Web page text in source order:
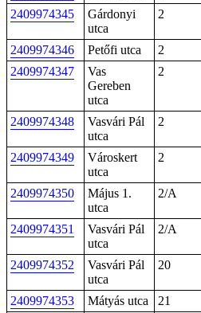
2409974345
Gárdonyi
utca
2
2409974346 Petőfi utca 2
2409974347
Vas
Gereben
utca
2
2409974348
Vasvári Pál
utca
2
2409974349
Városkert
utca
2
2409974350
Május 1.
utca
2/A
2409974351
Vasvári Pál
utca
2/A
2409974352
Vasvári Pál
utca
20
2409974353 Mátyás utca 21